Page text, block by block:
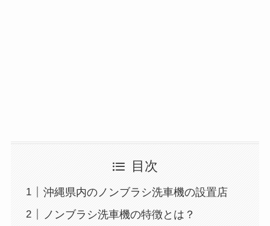
目次
沖縄県内のノンブラシ洗車機の設置店
ノンブラシ洗車機の特徴とは？